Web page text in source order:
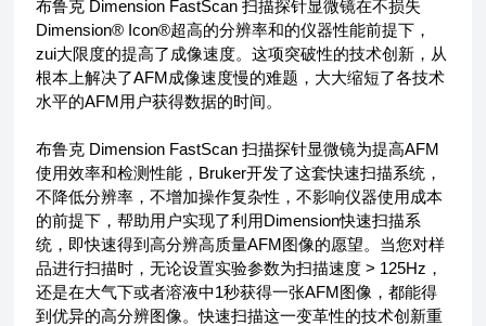
布鲁克 Dimension FastScan 扫描探针显微镜在不损失
Dimension® Icon®超高的分辨率和的仪器性能前提下，
zui大限度的提高了成像速度。这项突破性的技术创新，从
根本上解决了AFM成像速度慢的难题，大大缩短了各技术
水平的AFM用户获得数据的时间。
布鲁克 Dimension FastScan 扫描探针显微镜为提高AFM
使用效率和检测性能，Bruker开发了这套快速扫描系统，
不降低分辨率，不增加操作复杂性，不影响仪器使用成本
的前提下，帮助用户实现了利用Dimension快速扫描系
统，即快速得到高分辨高质量AFM图像的愿望。当您对样
品进行扫描时，无论设置实验参数为扫描速度 > 125Hz，
还是在大气下或者溶液中1秒获得一张AFM图像，都能得
到优异的高分辨图像。快速扫描这一变革性的技术创新重